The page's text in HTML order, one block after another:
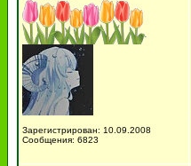
Зарегистрирован: 10.09.2008
Сообщения: 6823